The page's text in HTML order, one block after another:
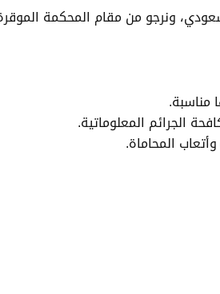
ونرجو من مقام المحكمة
مناسبة.
الجرائم المعلوماتية.
المحاماة.